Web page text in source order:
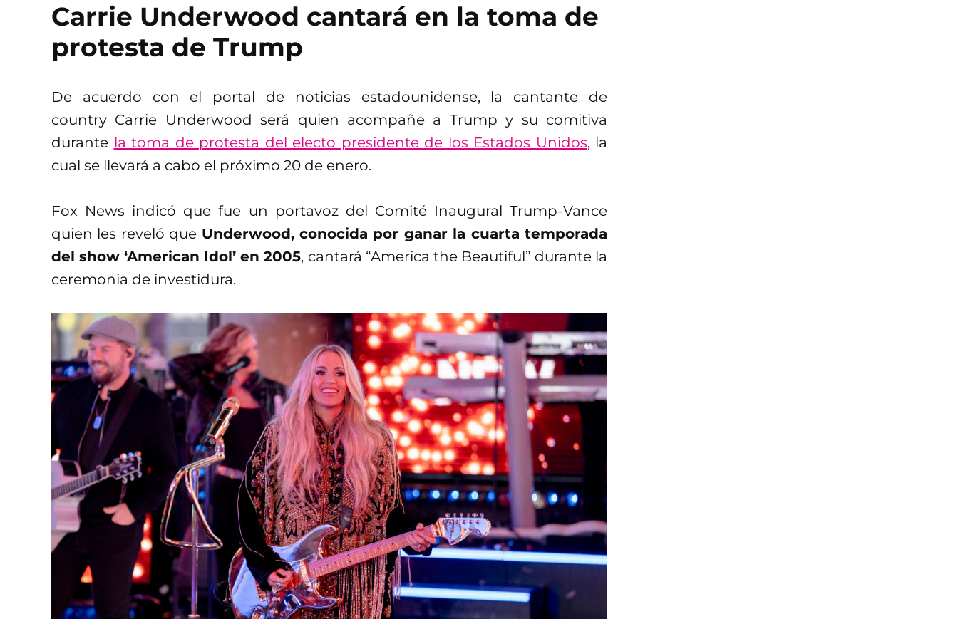
Carrie Underwood cantará en la toma de
protesta de Trump
De acuerdo con el portal de noticias estadounidense, la cantante de
country Carrie Underwood será quien acompañe a Trump y su comitiva
durante la toma de protesta del electo presidente de los Estados Unidos, la
cual se llevará a cabo el próximo 20 de enero.
Fox News indicó que fue un portavoz del Comité Inaugural Trump-Vance
quien les reveló que Underwood, conocida por ganar la cuarta temporada
del show ‘American Idol’ en 2005, cantará “America the Beautiful” durante la
ceremonia de investidura.